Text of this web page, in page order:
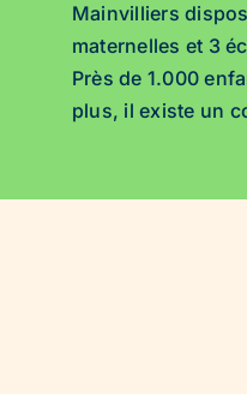
Mainvilliers
maternelles et 3
Près de 1.000
plus, il existe un